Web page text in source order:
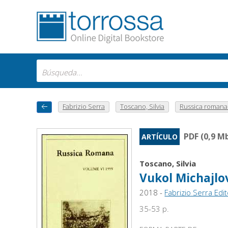
Fabrizio Serra Toscano, Silvia Russica romana
ARTÍCULO PDF (0,9
Toscano, Silvia
Vukol
2018 - Fabrizio Serra
35-53 p.